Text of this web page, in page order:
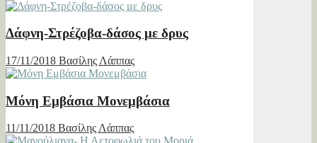
Δάφνη-Στρέζοβα-δάσος με δρυς
17/11/2018 Βασίλης Λάππας
Μόνη Εμβάσια Μονεμβάσια
11/11/2018 Βασίλης Λάππας